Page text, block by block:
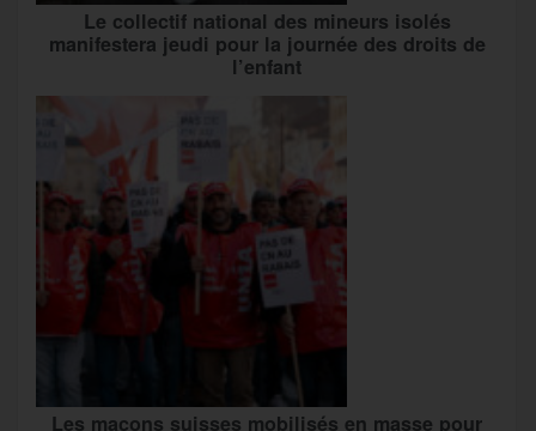
Le collectif national des mineurs isolés
manifestera jeudi pour la journée des droits de
l’enfant
Les maçons suisses mobilisés en masse pour